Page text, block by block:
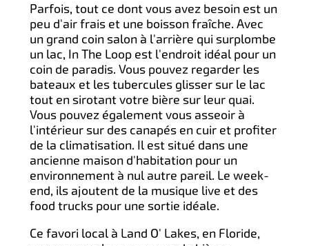
Parfois, tout ce dont vous avez besoin est un
peu d'air frais et une boisson fraîche. Avec
un grand coin salon à l'arrière qui surplombe
un lac, In The Loop est l'endroit idéal pour un
coin de paradis. Vous pouvez regarder les
bateaux et les tubercules glisser sur le lac
tout en sirotant votre bière sur leur quai.
Vous pouvez également vous asseoir à
l'intérieur sur des canapés en cuir et profiter
de la climatisation. Il est situé dans une
ancienne maison d'habitation pour un
environnement à nul autre pareil. Le week-
end, ils ajoutent de la musique live et des
food trucks pour une sortie idéale.
Ce favori local à Land O' Lakes, en Floride,